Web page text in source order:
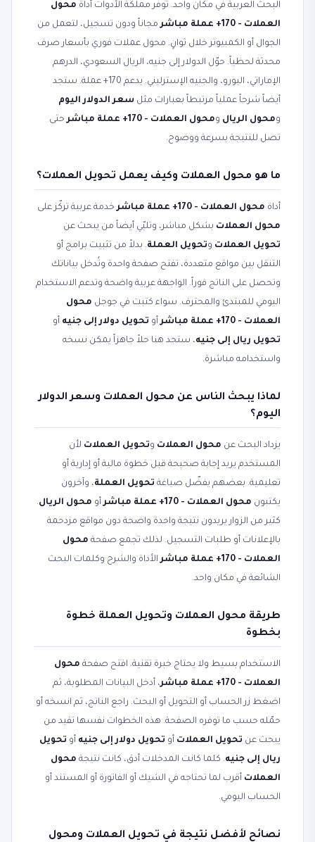
البحث العربية في مكان واحد. توفر مملكة الأدوات أداة محول
العملات - 170+ عملة مباشر
مجاناً ودون تسجيل، لتعمل من
الجوال أو الكمبيوتر خلال ثوانٍ. محول عملات فوري بأسعار صرف
محدثة لحظياً. حوّل الدولار إلى جنيه، الريال السعودي، الدرهم
الإماراتي، اليورو، والجنيه الإسترليني. يدعم 170+ عملة. ستجد
أيضاً شرحاً عملياً مرتبطاً بعبارات مثل سعر الدولار اليوم
ومحول الريال ومحول العملات - 170+ عملة مباشر
حتى
تصل للنتيجة بسرعة ووضوح.
ما هو محول العملات وكيف يعمل تحويل العملات؟
أداة محول العملات - 170+ عملة مباشر
خدمة عربية تركّز على
محول العملات بشكل مباشر، وتلبّي أيضاً من يبحث عن
تحويل العملات وتحويل العملة. بدلاً من تثبيت برامج أو
التنقل بين مواقع متعددة، تفتح صفحة واحدة وتُدخل بياناتك
وتحصل على الناتج فوراً. الواجهة عربية واضحة وتدعم الاستخدام
اليومي للمبتدئ والمحترف. سواء كتبت في جوجل محول
العملات - 170+ عملة مباشر
أو تحويل دولار إلى جنيه أو
تحويل ريال إلى جنيه، ستجد هنا حلاً جاهزاً يمكن نسخه
واستخدامه مباشرة.
لماذا يبحث الناس عن محول العملات وسعر الدولار
اليوم؟
يزداد البحث عن محول العملات وتحويل العملات لأن
المستخدم يريد إجابة صحيحة قبل خطوة مالية أو إدارية أو
تعليمية. بعضهم يفضّل صياغة تحويل العملة، وآخرون
يكتبون محول العملات - 170+ عملة مباشر أو محول الريال.
كثير من الزوار يريدون نتيجة واحدة واضحة دون مواقع مزدحمة
بالإعلانات أو طلبات التسجيل. لذلك تجمع صفحة محول
العملات - 170+ عملة مباشر
الأداة والشرح وكلمات البحث
الشائعة في مكان واحد.
طريقة محول العملات وتحويل العملة خطوة
بخطوة
الاستخدام بسيط ولا يحتاج خبرة تقنية. افتح صفحة محول
العملات - 170+ عملة مباشر
، أدخل البيانات المطلوبة، ثم
اضغط زر الحساب أو التحويل أو البحث. راجع الناتج، ثم انسخه أو
حمّله حسب ما توفره الصفحة. هذه الخطوات نفسها تفيد من
يبحث عن تحويل العملات أو تحويل دولار إلى جنيه أو تحويل
ريال إلى جنيه. كلما كانت المدخلات أدق، كانت نتيجة محول
العملات أقرب لما تحتاجه في الشيك أو الفاتورة أو المستند أو
الحساب اليومي.
نصائح لأفضل نتيجة في تحويل العملات ومحول